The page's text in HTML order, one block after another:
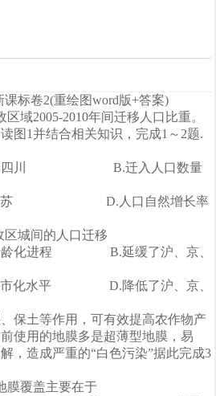
课标卷2(重绘图word版+答案)
域2005-2010年间迁移人口比重。
图1并结合相关知识，完成1～2题.
多于四川 B.迁入人口数量
于江苏 D.人口自然增长率
区城间的人口迁移
老龄化进程 B.延缓了沪、京、
城市化水平 D.降低了沪、京、
保土等作用，可有效提高农作物产
使用的地膜多是超薄型地膜，易
，造成严重的“白色污染”据此完成3
膜覆盖主要在于